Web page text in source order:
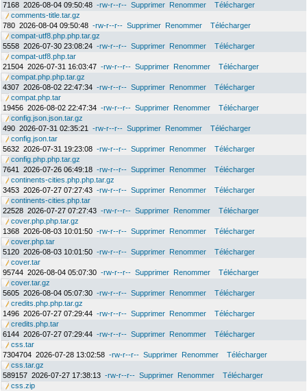
7168 2026-08-04 09:50:48 -rw-r--r-- Supprimer Renommer
Télécharger
comments-title.tar.gz
780 2026-08-04 09:50:48 -rw-r--r-- Supprimer Renommer
Télécharger
compat-utf8.php.php.tar.gz
5558 2026-07-30 23:08:24 -rw-r--r-- Supprimer Renommer
Télécharger
compat-utf8.php.tar
21504 2026-07-31 16:03:47 -rw-r--r-- Supprimer Renommer
Télécharger
compat.php.php.tar.gz
4307 2026-08-02 22:47:34 -rw-r--r-- Supprimer Renommer
Télécharger
compat.php.tar
19456 2026-08-02 22:47:34 -rw-r--r-- Supprimer Renommer
Télécharger
config.json.json.tar.gz
490 2026-07-31 02:35:21 -rw-r--r-- Supprimer Renommer
Télécharger
config.json.tar
5632 2026-07-31 19:23:08 -rw-r--r-- Supprimer Renommer
Télécharger
config.php.php.tar.gz
7641
2026-07-26 06:49:18 -rw-r--r-- Supprimer Renommer
Télécharger
continents-cities.php.php.tar.gz
3453 2026-07-27 07:27:43 -rw-r--r-- Supprimer Renommer
Télécharger
continents-cities.php.tar
22528 2026-07-27 07:27:43 -rw-r--r-- Supprimer Renommer
Télécharger
cover.php.php.tar.gz
1368 2026-08-03 10:01:50 -rw-r--r-- Supprimer Renommer
Télécharger
cover.php.tar
5120 2026-08-03 10:01:50 -rw-r--r-- Supprimer Renommer
Télécharger
cover.tar
95744 2026-08-04 05:07:30 -rw-r--r-- Supprimer Renommer
Télécharger
cover.tar.gz
5605 2026-08-04 05:07:30 -rw-r--r-- Supprimer Renommer
Télécharger
credits.php.php.tar.gz
1496 2026-07-27 07:29:44 -rw-r--r-- Supprimer Renommer
Télécharger
credits.php.tar
6144 2026-07-27 07:29:44 -rw-r--r-- Supprimer Renommer
Télécharger
css.tar
7304704 2026-07-28 13:02:58 -rw-r--r-- Supprimer Renommer
Télécharger
css.tar.gz
589157 2026-07-27 17:38:13 -rw-r--r-- Supprimer Renommer
Télécharger
css.zip